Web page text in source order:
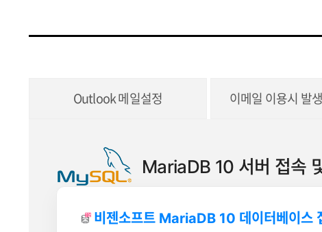
Outlook 메일설정 이메일 이용시 발
MariaDB 10 서버 접속
비젠소프트 MariaDB 10 데이터베이스